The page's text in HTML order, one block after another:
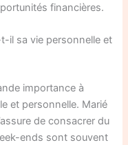
financières.
il sa vie personnelle et
importance à
et personnelle. Marié
de consacrer du
ends sont souvent